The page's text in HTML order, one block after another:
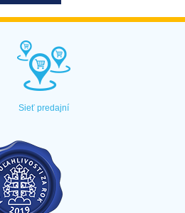
Sieť predajní